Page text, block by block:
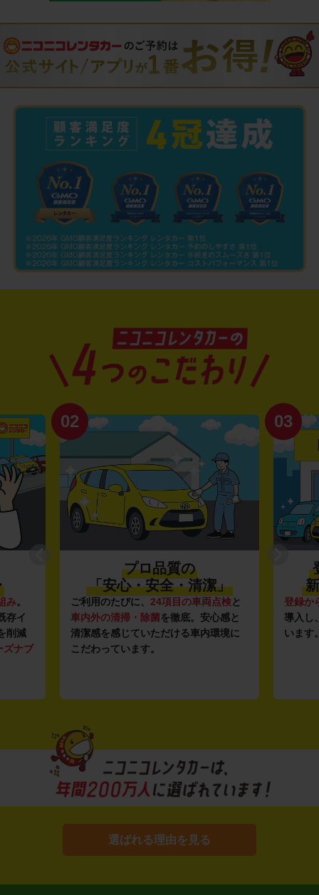
み。
存イ
削減
ズナブ
02
プロ品質の
「安心・安全・清潔」
ご利用のたびに、 24項目の車両点検と
車内外の清掃・除菌を徹底。安心感と
清潔感を感じていただける車内環境に
こだわっています。
03
登録か
導入し
います
選ばれる理由を見る